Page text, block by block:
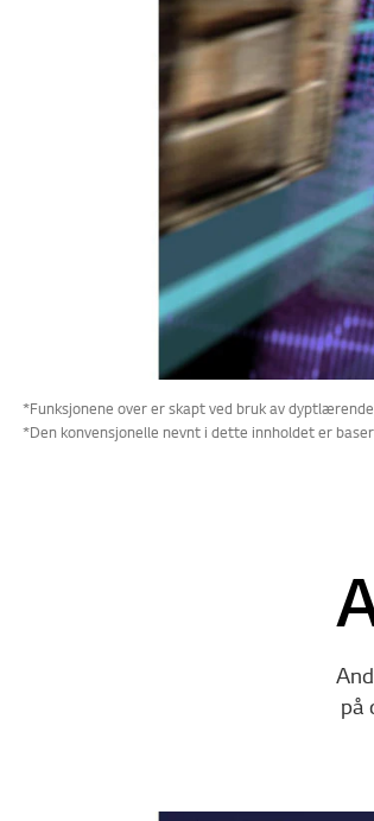
*Funksjonene over er skapt ved bruk av
*Den konvensjonelle nevnt i dette innholdet er
på